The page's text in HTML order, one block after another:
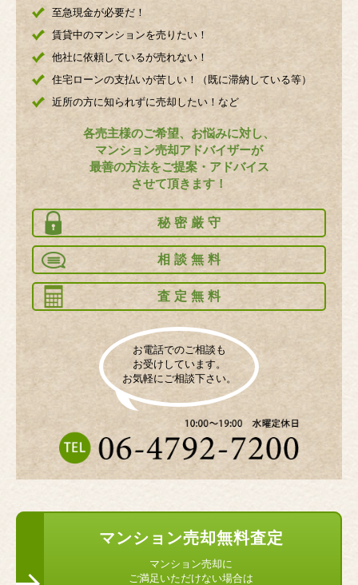
至急現金が必要だ！
賃貸中のマンションを売りたい！
他社に依頼しているが売れない！
住宅ローンの支払いが苦しい！（既に滞納している等）
近所の方に知られずに売却したい！など
各売主様のご希望、お悩みに対し、
マンション売却アドバイザーが
最善の方法をご提案・アドバイス
させて頂きます！
秘密厳守
相談無料
査定無料
お電話でのご相談も
お受けしています。
お気軽にご相談下さい。
マンション売却無料査定
マンション売却に
ご満足いただけない場合は